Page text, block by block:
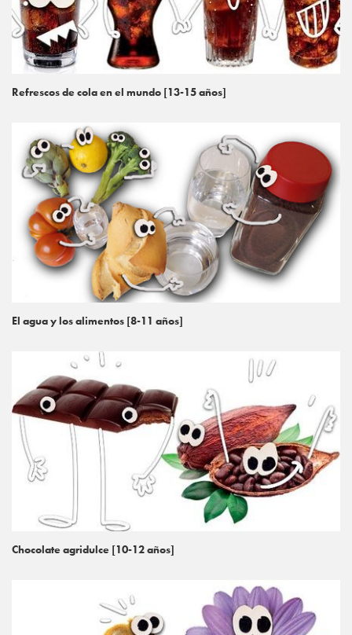
Refrescos de cola en el mundo [13-15 años]
El agua y los alimentos [8-11 años]
Chocolate agridulce [10-12 años]